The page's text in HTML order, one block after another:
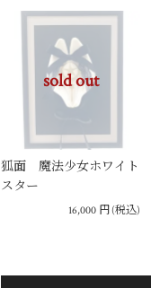
sold out
狐面 魔法少女ホワイト
スター
16,000 円(税込)